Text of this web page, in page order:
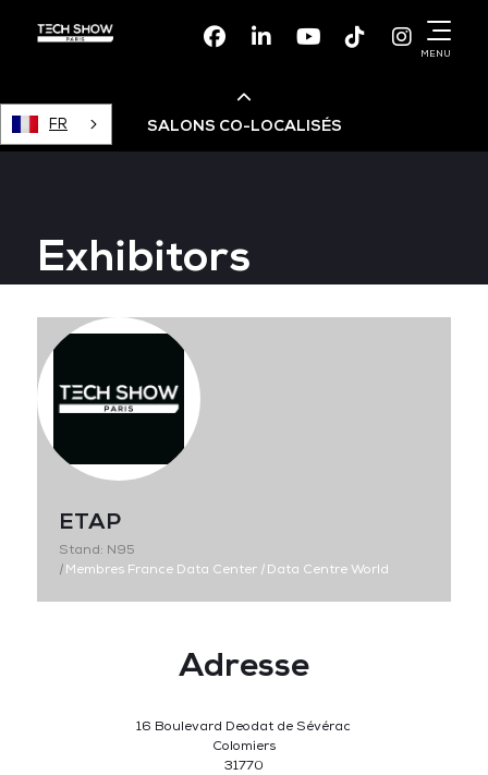
FacebookLinkedinYoutubeTikTok
MENU
FR SALONS CO-LOCALISÉS
Devops Live
Cloud & Cyber Security
Data & AI Leaders Summit
Data Centre World
Exhibitors
ETAP
Stand: N95
|Membres France Data Center |Data Centre World
Adresse
16 Boulevard Deodat de Sévérac
Colomiers
31770